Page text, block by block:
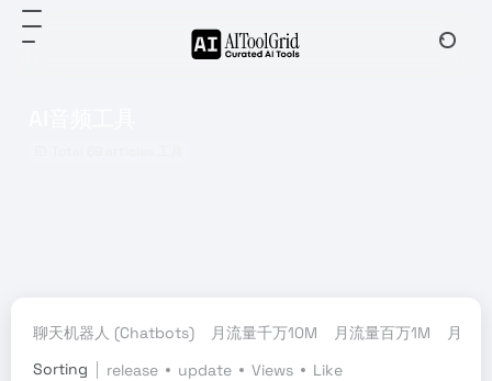
聊天机器人 (Chatbots) 月流量千万10M 月流量百万1M
月流
Sorting
release update Views Like